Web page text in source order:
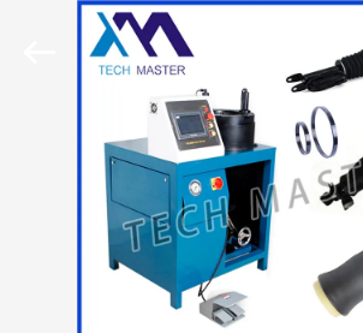
PRODUCTEN
VIDEOS